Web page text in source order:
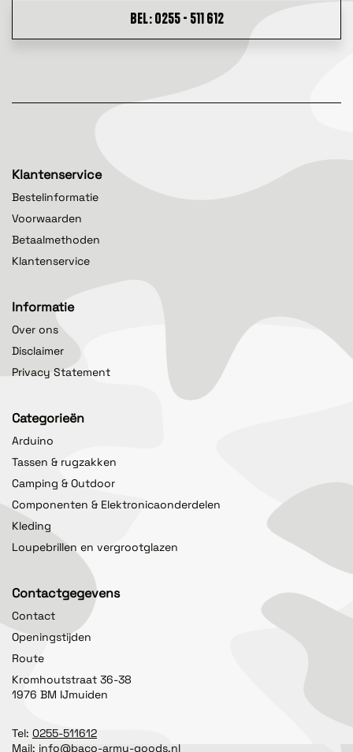
BEL: 0255 - 511 612
Klantenservice
Bestelinformatie
Voorwaarden
Betaalmethoden
Klantenservice
Informatie
Over ons
Disclaimer
Privacy Statement
Categorieën
Arduino
Tassen & rugzakken
Camping & Outdoor
Componenten & Elektronicaonderdelen
Kleding
Loupebrillen en vergrootglazen
Contactgegevens
Contact
Openingstijden
Route
Kromhoutstraat 36-38
1976 BM IJmuiden
Tel: 0255-511612
Mail: info@baco-army-goods.nl